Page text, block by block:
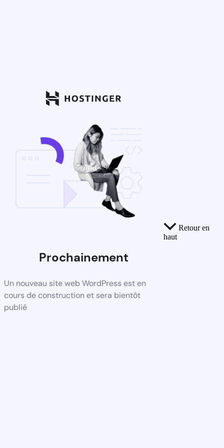
Prochainement
Un nouveau site web WordPress est en
cours de construction et sera bientôt
publié
Retour en
haut